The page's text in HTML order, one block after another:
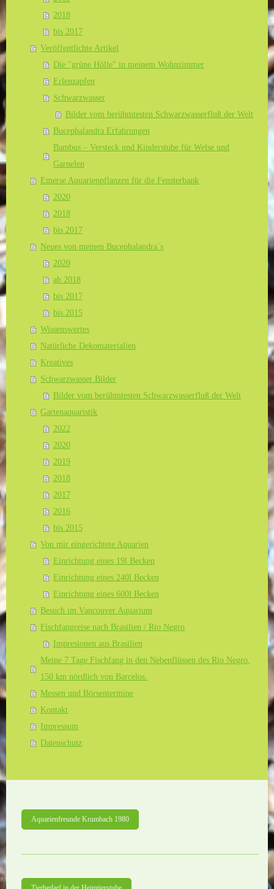
2018
bis 2017
Veröffentlichte Artikel
Die "grüne Hölle" in meinem Wohnzimmer
Erlenzapfen
Schwarzwasser
Bilder vom berühmtesten Schwarzwasserfluß der Welt
Bucephalandra Erfahrungen
Bambus – Versteck und Kinderstube für Welse und
Garnelen
Emerse Aquarienpflanzen für die Fensterbank
2020
2018
bis 2017
Neues von meinen Bucephalandra´s
2020
ab 2018
bis 2017
bis 2015
Wissenswertes
Natürliche Dekomaterialien
Kreatives
Schwarzwasser Bilder
Bilder vom berühmtesten Schwarzwasserfluß der Welt
Gartenaquaristik
2022
2020
2019
2018
2017
2016
bis 2015
Von mir eingerichtete Aquarien
Einrichtung eines 19l Becken
Einrichtung eines 240l Becken
Einrichtung eines 600l Becken
Besuch im Vancouver Aquarium
Fischfangreise nach Brasilien / Rio Negro
Impresionen aus Brasilien
Meine 7 Tage Fischfang in den Nebenflüssen des Rio Negro,
150 km nördlich von Barcelos.
Messen und Börsentermine
Kontakt
Impressum
Datenschutz
Aquarienfreunde Krumbach 1980